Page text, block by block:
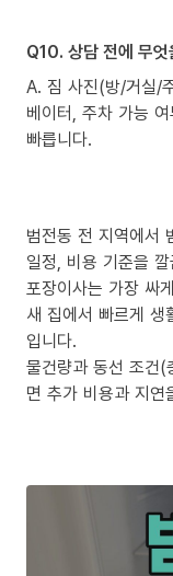
Q10. 상담 전에 무
A. 짐 사진(방/거실/
베이터, 주차 가능
빠릅니다.
범전동 전 지역에서
일정, 비용 기준을
포장이사는 가장 싸
새 집에서 빠르게 생
입니다.
물건량과 동선 조건(
면 추가 비용과 지연